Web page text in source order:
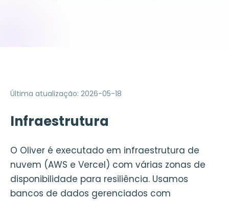
Última atualização: 2026-05-18
Infraestrutura
O Oliver é executado em infraestrutura de
nuvem (AWS e Vercel) com várias zonas de
disponibilidade para resiliência. Usamos
bancos de dados gerenciados com